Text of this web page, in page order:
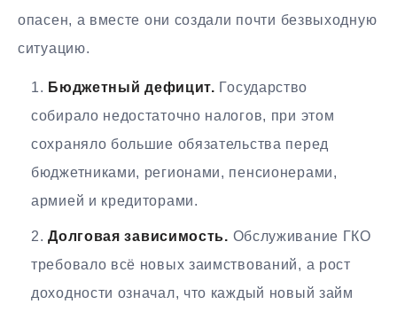
опасен, а вместе они создали почти безвыходную
ситуацию.
Бюджетный дефицит. Государство
собирало недостаточно налогов, при этом
сохраняло большие обязательства перед
бюджетниками, регионами, пенсионерами,
армией и кредиторами.
Долговая зависимость. Обслуживание ГКО
требовало всё новых заимствований, а рост
доходности означал, что каждый новый займ